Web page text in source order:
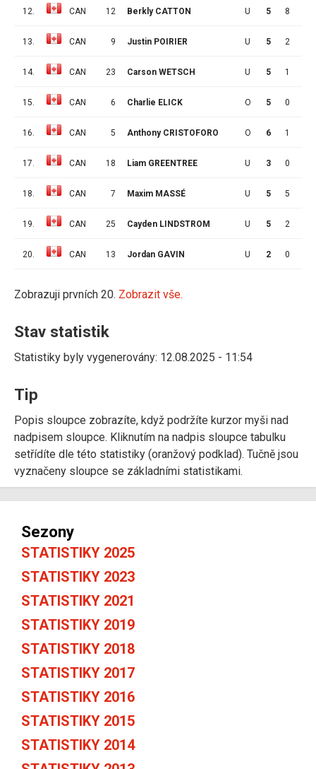
12. CAN 12 Berkly CATTON U 5 8
13. CAN 9 Justin POIRIER U 5 2
14. CAN 23 Carson WETSCH U 5 1
15. CAN 6 Charlie ELICK O 5 0
16. CAN 5 Anthony CRISTOFORO O 6 1
17. CAN 18 Liam GREENTREE U 3 0
18. CAN 7 Maxim MASSÉ U 5 5
19. CAN 25 Cayden LINDSTROM U 5 2
20. CAN 13 Jordan GAVIN U 2 0
Zobrazuji prvních 20. Zobrazit vše.
Stav statistik
Statistiky byly vygenerovány: 12.08.2025 - 11:54
Tip
Popis sloupce zobrazíte, když podržíte kurzor myši nad
nadpisem sloupce. Kliknutím na nadpis sloupce tabulku
setřídíte dle této statistiky (oranžový podklad). Tučně jsou
vyznačeny sloupce se základními statistikami.
Sezony
STATISTIKY 2025
STATISTIKY 2023
STATISTIKY 2021
STATISTIKY 2019
STATISTIKY 2018
STATISTIKY 2017
STATISTIKY 2016
STATISTIKY 2015
STATISTIKY 2014